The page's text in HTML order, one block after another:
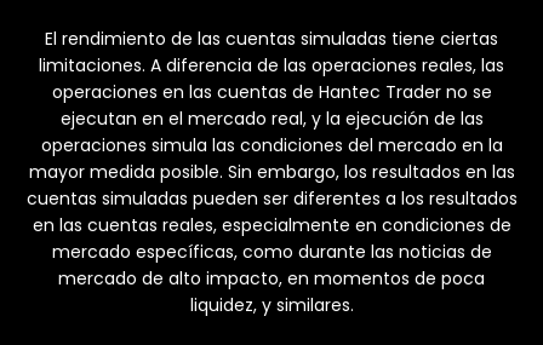
El rendimiento de las cuentas simuladas tiene ciertas
limitaciones. A diferencia de las operaciones reales, las
operaciones en las cuentas de Hantec Trader no se
ejecutan en el mercado real, y la ejecución de las
operaciones simula las condiciones del mercado en la
mayor medida posible. Sin embargo, los resultados en las
cuentas simuladas pueden ser diferentes a los resultados
en las cuentas reales, especialmente en condiciones de
mercado específicas, como durante las noticias de
mercado de alto impacto, en momentos de poca
liquidez, y similares.